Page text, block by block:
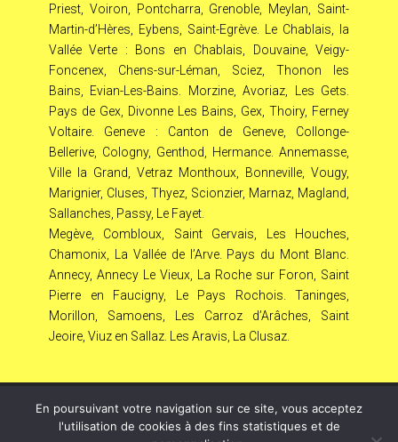
Priest, Voiron, Pontcharra, Grenoble, Meylan, Saint-
Martin-d’Hères, Eybens, Saint-Egrève. Le Chablais, la
Vallée Verte : Bons en Chablais, Douvaine, Veigy-
Foncenex, Chens-sur-Léman, Sciez, Thonon les
Bains, Evian-Les-Bains. Morzine, Avoriaz, Les Gets.
Pays de Gex, Divonne Les Bains, Gex, Thoiry, Ferney
Voltaire. Geneve : Canton de Geneve, Collonge-
Bellerive, Cologny, Genthod, Hermance. Annemasse,
Ville la Grand, Vetraz Monthoux, Bonneville, Vougy,
Marignier, Cluses, Thyez, Scionzier, Marnaz, Magland,
Sallanches, Passy, Le Fayet.
Megève, Combloux, Saint Gervais, Les Houches,
Chamonix, La Vallée de l’Arve. Pays du Mont Blanc.
Annecy, Annecy Le Vieux, La Roche sur Foron, Saint
Pierre en Faucigny, Le Pays Rochois. Taninges,
Morillon, Samoens, Les Carroz d’Arâches, Saint
Jeoire, Viuz en Sallaz. Les Aravis, La Clusaz.
© Copyright 808 2026 – LeL –
Mentions Légales – RGPD
– Protection de la vie privée – Gestion des cookies –
En poursuivant votre navigation sur ce site, vous acceptez
l'utilisation de cookies à des fins statistiques et de